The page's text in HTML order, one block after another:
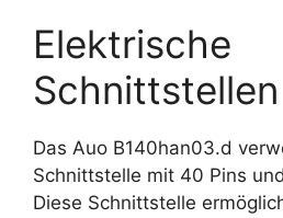
Elektrische
Schnittstellen
Das Auo B140han03.d
Schnittstelle mit 40 Pins
Diese Schnittstelle